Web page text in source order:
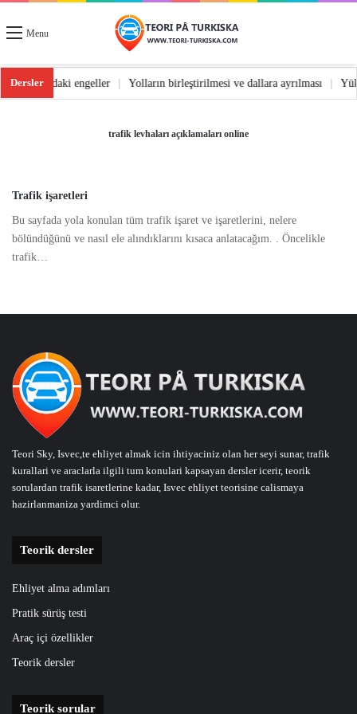
Menu
Dersler
| Yoldaki engeller Yolların birleştirilmesi ve dallara ayrılması
trafik levhaları açıklamaları online
Trafik işaretleri
Bu sayfada yola konulan tüm trafik işaret ve işaretlerini, nelere
bölündüğünü ve nasıl ele alındıklarını kısaca anlatacağım. . Öncelikle
trafik…
Teori Sky, Isvec,te ehliyet almak icin ihtiyaciniz olan her seyi sunar, trafik
kurallari ve araclarla ilgili tum konulari kapsayan dersler icerir, teorik
sorulardan trafik isaretlerine kadar, Isvec ehliyet teorisine calismaya
hazirlanmaniza yardimci olur.
Teorik dersler
Ehliyet alma adımları
Pratik sürüş testi
Araç içi özellikler
Teorik dersler
Teorik sorular